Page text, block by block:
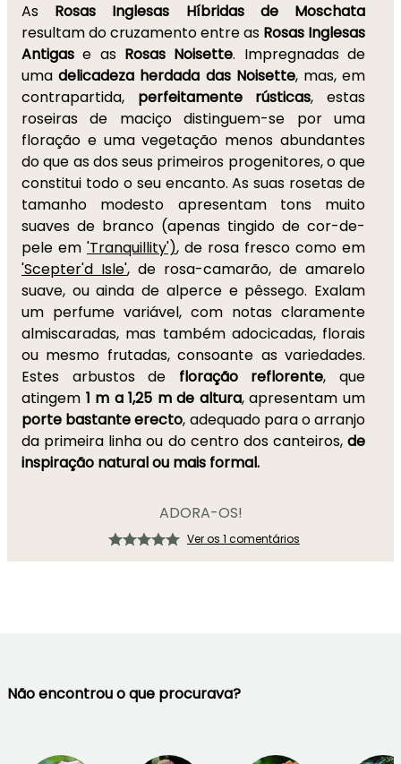
As Rosas Inglesas Híbridas de Moschata
resultam do cruzamento entre as Rosas Inglesas
Antigas e as Rosas Noisette. Impregnadas de
umadelicadeza herdada das Noisette, mas, em
contrapartida, perfeitamente rústicas, estas
roseiras de maciço distinguem-se por uma
floração e uma vegetação menos abundantes
do que as dos seus primeiros progenitores, o que
constitui todo o seu encanto. As suas rosetas de
tamanho modesto apresentam tons muito
suaves de branco (apenas tingido de cor-de-
pele em 'Tranquillity'), de rosa fresco como em
'Scepter'd Isle', de rosa-camarão, de amarelo
suave, ou ainda de alperce e pêssego. Exalam
um perfume variável, com notas claramente
almiscaradas, mas também adocicadas, florais
ou mesmo frutadas, consoante as variedades.
Estes arbustos de floração reflorente, que
atingem 1 m a 1,25 m de altura, apresentam um
porte bastante erecto, adequado para o arranjo
da primeira linha ou do centro dos canteiros, de
inspiração natural ou mais formal.
ADORA-OS!
Ver os 1 comentários
Não encontrou o que procurava?